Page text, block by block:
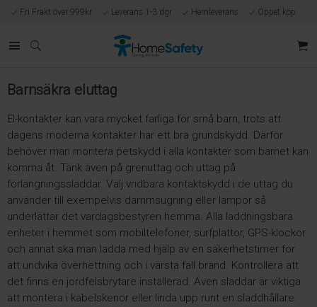
Fri Frakt över 999kr Leverans 1-3 dgr Hemleverans Öppet köp
Egen tillverkning
Barnsäkra eluttag
El-kontakter kan vara mycket farliga för små barn, trots att
dagens moderna kontakter har ett bra grundskydd. Därför
behöver man montera petskydd i alla kontakter som barnet kan
komma åt. Tänk även på grenuttag och uttag på
förlängningssladdar. Välj vridbara kontaktskydd i de uttag du
använder till exempelvis dammsugning eller lampor så
underlättar det vardagsbestyren hemma. Alla laddningsbara
enheter i hemmet som mobiltelefoner, surfplattor, GPS-klockor
och annat ska man ladda med hjälp av en säkerhetstimer för
att undvika överhettning och i värsta fall brand. Kontrollera att
det finns en jordfelsbrytare installerad. Även sladdar är viktiga
att montera i kabelskenor eller linda upp runt en sladdhållare.